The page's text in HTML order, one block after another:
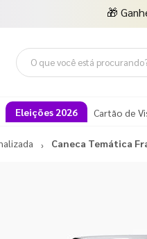
🎁
Eleições 2026 Cartão de
Caneca Temática